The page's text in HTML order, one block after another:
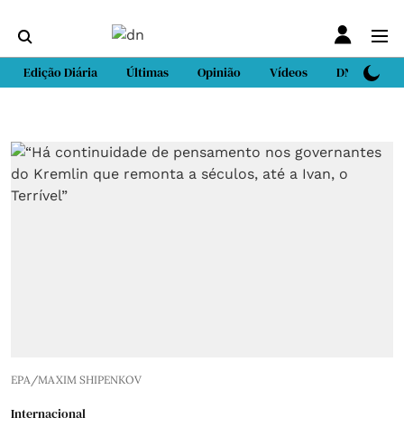
Edição Diária Últimas Opinião Vídeos DN Sport
EPA/MAXIM SHIPENKOV
Internacional